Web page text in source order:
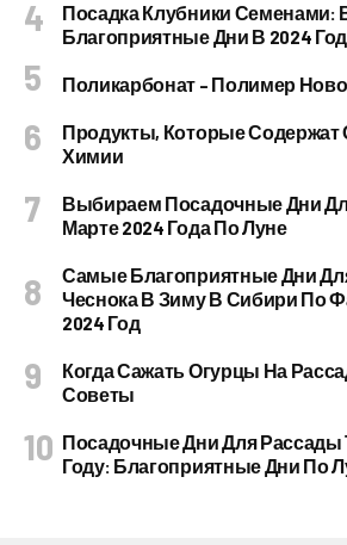
Посадка Клубники Семенами:
Благоприятные Дни В 2024
Поликарбонат – Полимер
Продукты, Которые Содержат
Химии
Выбираем Посадочные Дни
Марте 2024 Года По Луне
Самые Благоприятные Дни
Чеснока В Зиму В Сибири По
2024 Год
Когда Сажать Огурцы На
Советы
Посадочные Дни Для
Году: Благоприятные Дни По